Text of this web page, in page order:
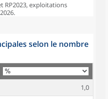
RP2023, exploitations
selon le nombre
1,0